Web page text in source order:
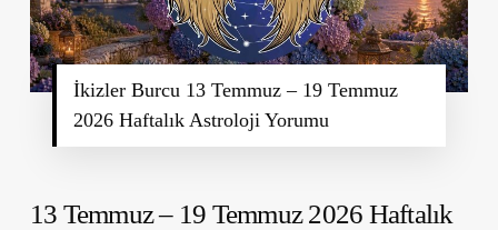
İkizler Burcu 13 Temmuz – 19 Temmuz
2026 Haftalık Astroloji Yorumu
13 Temmuz – 19 Temmuz 2026 Haftalık